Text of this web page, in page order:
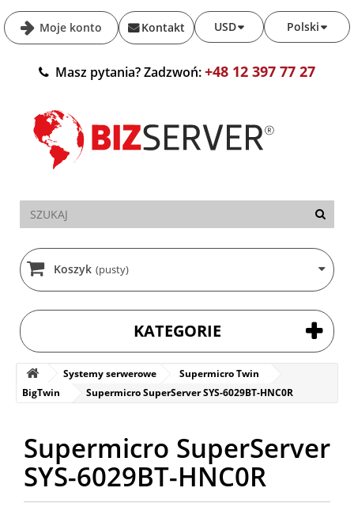
Moje konto Polski
USD
Kontakt
Masz pytania? Zadzwoń:+48 12 397 77 27
Koszyk (pusty)
KATEGORIE
Systemy serwerowe
Supermicro Twin
BigTwin
Supermicro SuperServer SYS-6029BT-HNC0R
Supermicro SuperServer
SYS-6029BT-HNC0R